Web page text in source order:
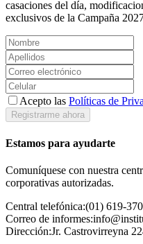
casaciones del día,
exclusivos de la Campaña
Acepto las Políticas de
Registrarme ahora
Estamos para ayudarte
Comuníquese con nuestra
corporativas autorizadas.
Central telefónica:(01) 619-
Correo de informes:
Dirección:Jr. Castrovirreyna